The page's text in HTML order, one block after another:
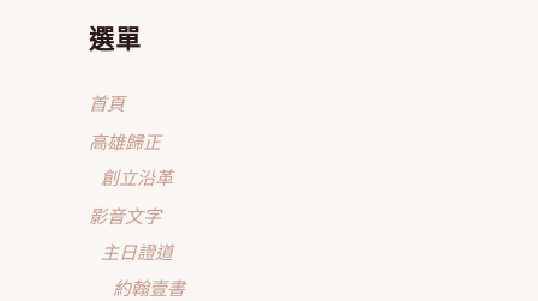
選單
首頁
高雄歸正
創立沿革
影音文字
主日證道
約翰壹書